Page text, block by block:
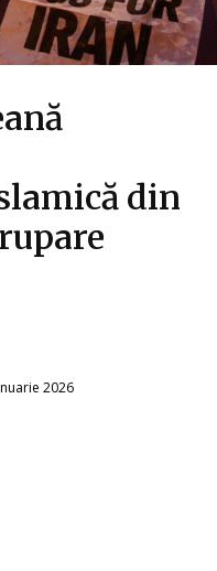
din
2026